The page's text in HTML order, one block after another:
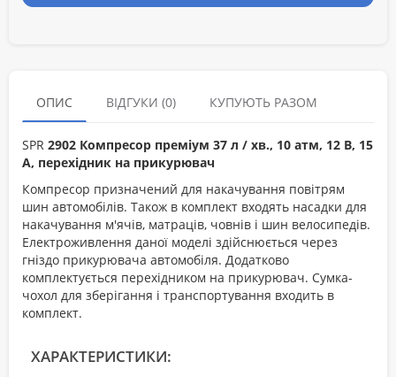
ОПИС ВІДГУКИ (0) КУПУЮТЬ РАЗОМ
SPR 2902 Компресор преміум 37 л / хв., 10 атм, 12 В, 15
А, перехідник на прикурювач
Компресор призначений для накачування повітрям
шин автомобілів. Також в комплект входять насадки для
накачування м'ячів, матраців, човнів і шин велосипедів.
Електроживлення даної моделі здійснюється через
гніздо прикурювача автомобіля. Додатково
комплектується перехідником на прикурювач. Сумка-
чохол для зберігання і транспортування входить в
комплект.
ХАРАКТЕРИСТИКИ: